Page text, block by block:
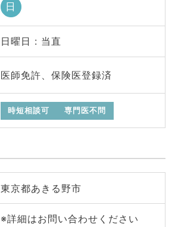
日
日曜日 : 当直
医師免許、保険医登録済
時短相談可 専門医不問
東京都あきる野市
※詳細はお問い合わせください